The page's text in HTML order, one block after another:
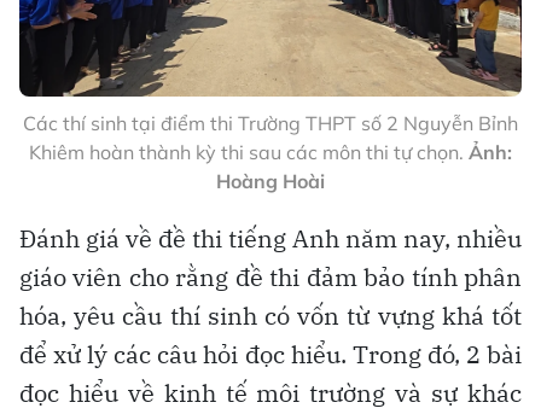
Các thí sinh tại điểm thi Trường THPT số 2 Nguyễn Bỉnh
Khiêm hoàn thành kỳ thi sau các môn thi tự chọn. Ảnh:
Hoàng Hoài
Đánh giá về đề thi tiếng Anh năm nay, nhiều
giáo viên cho rằng đề thi đảm bảo tính phân
hóa, yêu cầu thí sinh có vốn từ vựng khá tốt
để xử lý các câu hỏi đọc hiểu. Trong đó, 2 bài
đọc hiểu về kinh tế môi trường và sự khác